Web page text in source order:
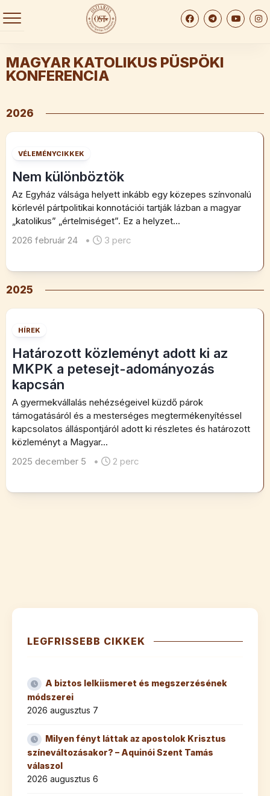
to
MAGYAR KATOLIKUS PÜSPÖKI
KONFERENCIA
2026
VÉLEMÉNYCIKKEK
Nem különböztök
Az Egyház válsága helyett inkább egy közepes színvonalú
körlevél pártpolitikai konnotációi tartják lázban a magyar
„katolikus” „értelmiséget”. Ez a helyzet...
2026 február 24
• 3 perc
2025
HÍREK
Határozott közleményt adott ki az
MKPK a petesejt-adományozás
kapcsán
A gyermekvállalás nehézségeivel küzdő párok
támogatásáról és a mesterséges megtermékenyítéssel
kapcsolatos álláspontjáról adott ki részletes és határozott
közleményt a Magyar...
2025 december 5
• 2 perc
LEGFRISSEBB CIKKEK
A biztos lelkiismeret és megszerzésének
módszerei
2026 augusztus 7
Milyen fényt láttak az apostolok Krisztus
színeváltozásakor? – Aquinói Szent Tamás
válaszol
2026 augusztus 6